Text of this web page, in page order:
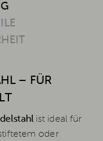
– FÜR
ist ideal für
oder